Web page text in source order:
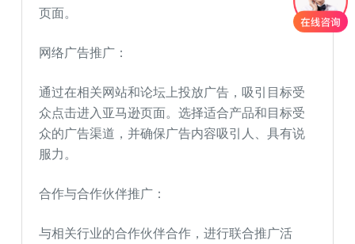
页面。
网络广告推广：
通过在相关网站和论坛上投放广告，吸引目标受
众点击进入亚马逊页面。选择适合产品和目标受
众的广告渠道，并确保广告内容吸引人、具有说
服力。
合作与合作伙伴推广：
与相关行业的合作伙伴合作，进行联合推广活